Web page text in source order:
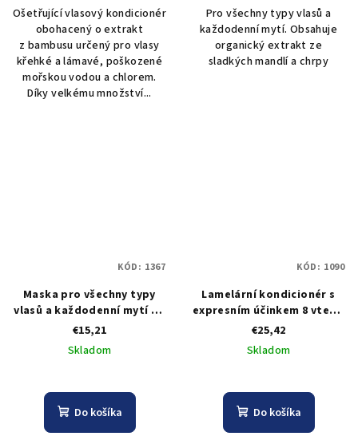
Ošetřující vlasový kondicionér
obohacený o extrakt
z bambusu určený pro vlasy
křehké a lámavé, poškozené
mořskou vodou a chlorem.
Díky velkému množství...
Pro všechny typy vlasů a
každodenní mytí. Obsahuje
organický extrakt ze
sladkých mandlí a chrpy
Maska pro všechny typy
vlasů a každodenní mytí Be
Pure Gentle Mask - 1000 ml
€15,21
Skladom
Do košíka
KÓD: 1367
Lamelární kondicionér s
expresním účinkem 8 vteřin
Black Jade Lamellar
Conditioner - 500 ml
€25,42
Skladom
Do košíka
KÓD: 1090